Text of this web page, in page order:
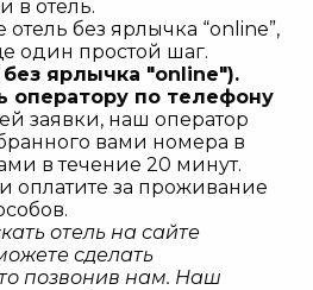
в отель.
без ярлычка “online”,
один простой шаг.
ярлычка "online").
оператору по телефону
заявки, наш оператор
вами номера в
в течение 20 минут.
оплатите за проживание
отель на сайте
сделать
позвонив нам. Наш